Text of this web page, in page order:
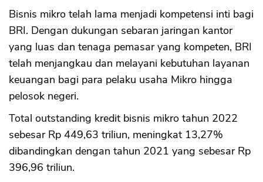
Bisnis mikro telah lama menjadi kompetensi inti bagi
BRI. Dengan dukungan sebaran jaringan kantor
yang luas dan tenaga pemasar yang kompeten, BRI
telah menjangkau dan melayani kebutuhan layanan
keuangan bagi para pelaku usaha Mikro hingga
pelosok negeri.
Total outstanding kredit bisnis mikro tahun 2022
sebesar Rp 449,63 triliun, meningkat 13,27%
dibandingkan dengan tahun 2021 yang sebesar Rp
396,96 triliun.